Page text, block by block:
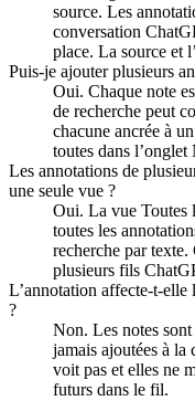
source. Les
conversation
place. La source et
Puis-je ajouter plusieurs
Oui. Chaque note
de recherche peut
chacune ancrée à
toutes dans l’onglet
Les annotations de
une seule vue ?
Oui. La vue Toutes
toutes les
recherche par texte.
plusieurs fils
L’annotation affecte-t-elle
?
Non. Les notes sont
jamais ajoutées à
voit pas et elles ne
futurs dans le fil.